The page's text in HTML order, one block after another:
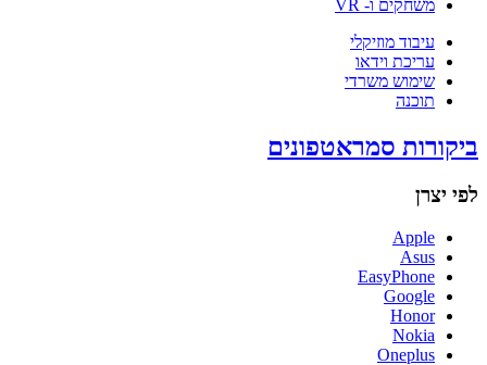
משחקים ו- VR
עיבוד מוזיקלי
עריכת וידאו
שימוש משרדי
תוכנה
ביקורות סמראטפונים
לפי יצרן
Apple
Asus
EasyPhone
Google
Honor
Nokia
Oneplus